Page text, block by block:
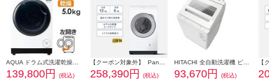
139,800円
(税込)
258,390円
(税込)
93,670円
(税込)